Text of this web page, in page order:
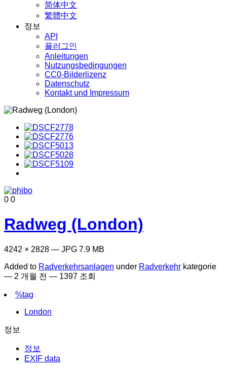
简体中文
繁體中文
정보
API
플러그인
Anleitungen
Nutzungsbedingungen
CC0-Bilderlizenz
Datenschutz
Kontakt und Impressum
0 0
Radweg (London)
4242 × 2828 — JPG 7.9 MB
Added to Radverkehrsanlagen under Radverkehr kategorie
— 2 개월 전 — 1397 조회
%tag
London
정보
정보
EXIF data